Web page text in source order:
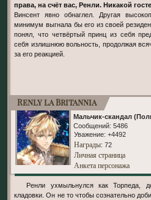
права, на счёт вас, Ренли. Никакой
Винсент явно обнаглел. Другая
минимум выгнала бы его из своей
понял, что четвёртый принц из себя
себя излишнюю вольность, продолжая
за его реакцией.
Renly la Britannia
Мальчик-скандал
Сообщений: 5486
Уважение: +4492
Награды: 72
Личная страница
Анкета персонажа
Ренли ухмыльнулся как Торпеда, дорвавшаяся до корабельной
кладовки. Он не то чтобы сознательно